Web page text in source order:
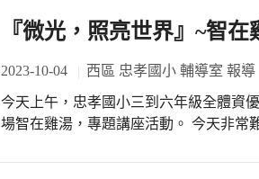
的時候，秩序很好、全神專注，有獎徵
感謝《台灣關懷社會公益服務協會》從
信這寶貴的一課，給孩子們的觀念一生
『微光，照亮世界』~智
2023-10-04 西區 忠孝國小 輔導室 報導
今天上午，忠孝國小三到六年級全體資
場智在雞湯，專題講座活動。 今天非常